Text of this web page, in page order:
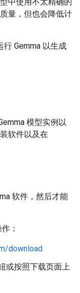
量，但也会降低计
Gemma 以生成
模型实例以
软件以及在
软件，然后才能
：
download
或按照下载页面上